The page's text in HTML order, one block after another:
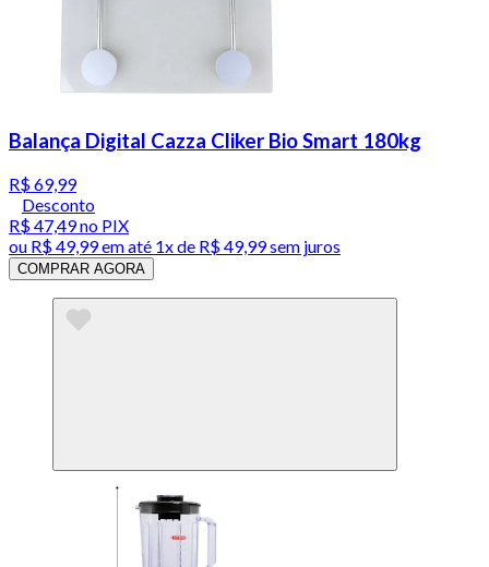
Balança Digital Cazza Cliker Bio Smart 180kg
R$ 69,99
Desconto
R$ 47,49no PIX
ou R$ 49,99em até 1x de R$ 49,99sem juros
COMPRAR AGORA